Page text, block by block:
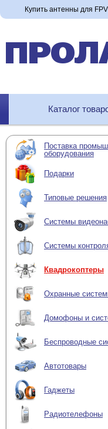
Купить антенны для
Каталог
Поставка
оборудования
Подарки
Типовые решения
Системы
Системы
Квадрокоптеры
Охранные
Домофоны и
Беспроводные
Автотовары
Гаджеты
Радиотелефоны